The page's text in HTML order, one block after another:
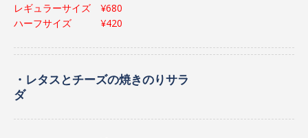
レギュラーサイズ ¥680
ハーフサイズ ¥420
・レタスとチーズの焼きのりサラ
ダ